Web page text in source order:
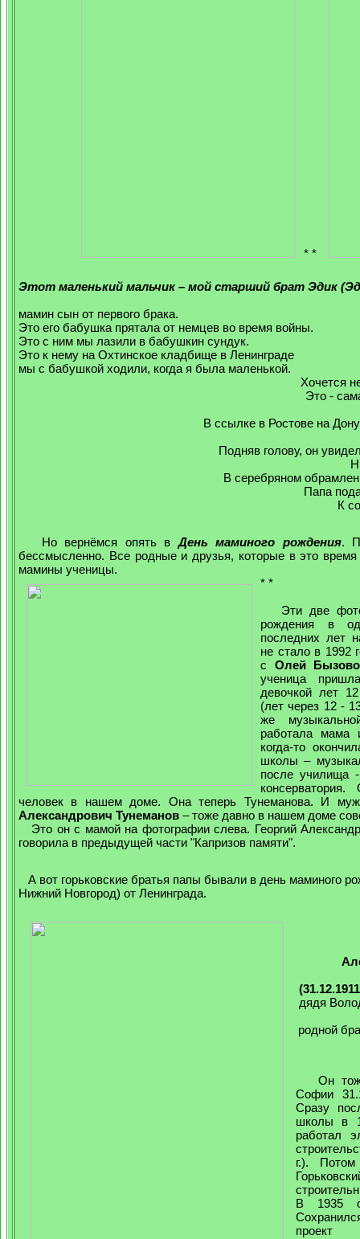
* *
Этот маленький мальчик – мой старший брат Эдик
мамин сын от первого брака.
Это его бабушка прятала от немцев во время войны.
Это с ним мы лазили в бабушкин сундук.
Это к нему на Охтинское кладбище в Ленинграде
мы с бабушкой ходили, когда я была маленькой.
Хочется
Это -
В ссылке в Ростове на
Подняв голову, он
В серебряном
Папа
К
Но вернёмся опять вДень маминого рождения.
бессмысленно. Все родные и друзья, которые в это
мамины ученицы.
* *
Эти две
рождения в
последних лет
не стало в 1992
с Олей
ученица
девочкой лет
(лет через 12 -
же
работала мама
когда-то
школы –
после училища -
человек в нашем доме. Она теперь Тунеманова. И
Александрович Тунеманов – тоже давно в нашем доме
Это он с мамой на фотографии слева. Георгий
говорила в предыдущей части "Капризов памяти".
А вот горьковские братья папы бывали в день маминого
Нижний Новгород) от Ленинграда.
дядя
родной
Он
Софии
Сразу
школы в
работал
г.).
В 1935
проект